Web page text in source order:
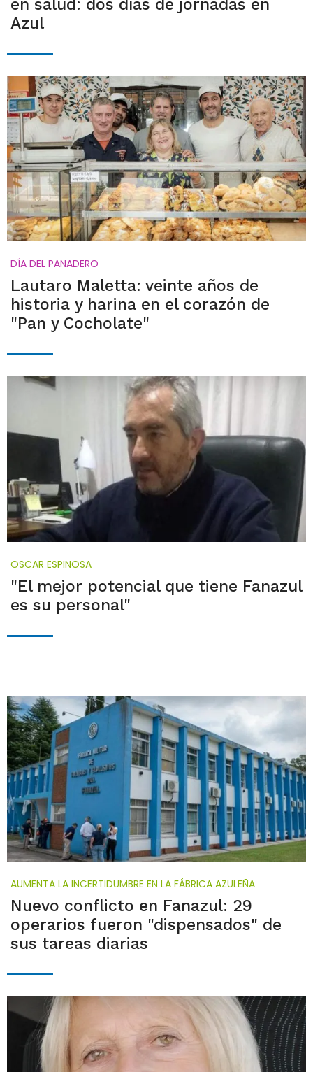
en salud: dos días de jornadas en
Azul
DÍA DEL PANADERO
Lautaro Maletta: veinte años de
historia y harina en el corazón de
"Pan y Cocholate"
OSCAR ESPINOSA
"El mejor potencial que tiene Fanazul
es su personal"
AUMENTA LA INCERTIDUMBRE EN LA FÁBRICA AZULEÑA
Nuevo conflicto en Fanazul: 29
operarios fueron "dispensados" de
sus tareas diarias